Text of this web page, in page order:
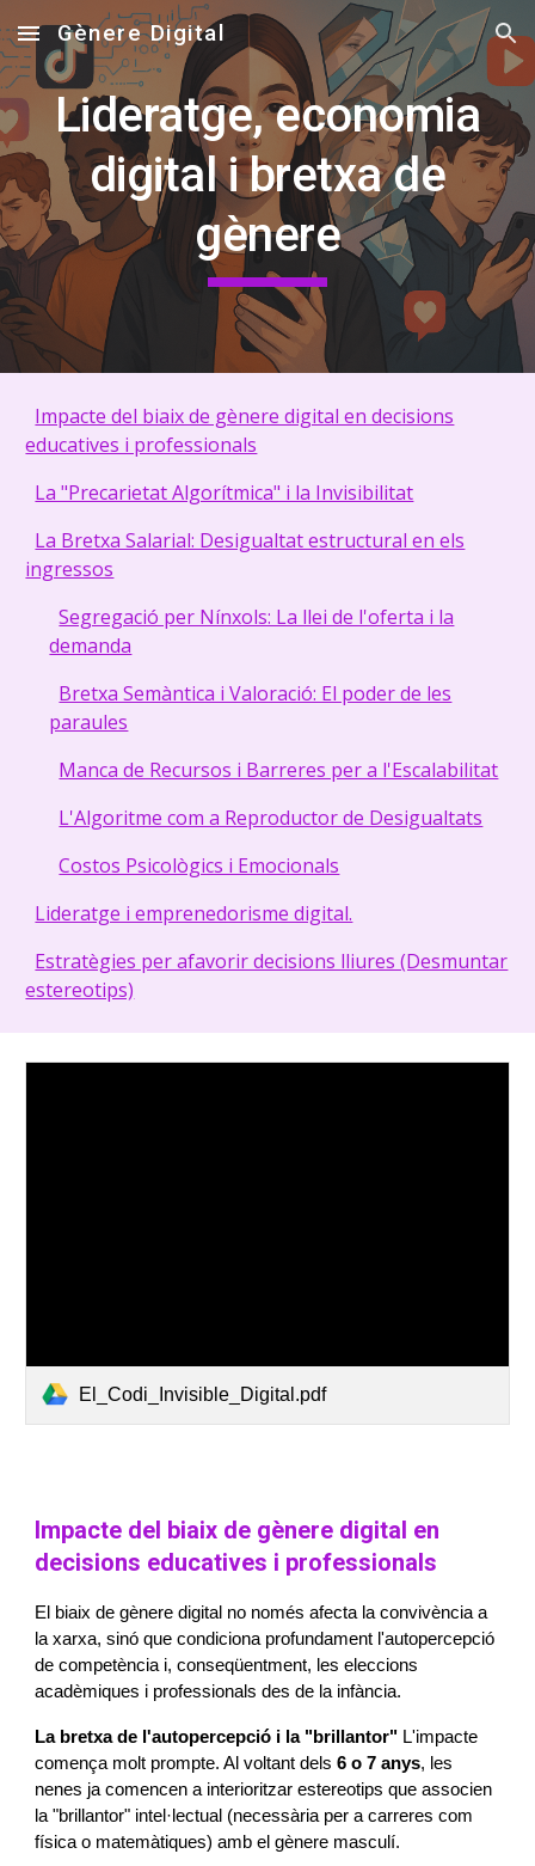
Skip to main content Skip to navigation
Gènere Digital
Lideratge, economia
digital i bretxa de
gènere
Impacte del biaix de gènere digital en decisions
educatives i professionals
La "Precarietat Algorítmica" i la Invisibilitat
La Bretxa Salarial: Desigualtat estructural en els
ingressos
Segregació per Nínxols: La llei de l'oferta i la
demanda
Bretxa Semàntica i Valoració: El poder de les
paraules
Manca de Recursos i Barreres per a l'Escalabilitat
L'Algoritme com a Reproductor de Desigualtats
Costos Psicològics i Emocionals
Lideratge i emprenedorisme digital.
Estratègies per afavorir decisions lliures (Desmuntar
estereotips)
El_Codi_Invisible_Digital.pdf
Impacte del biaix de gènere digital en
decisions educatives i professionals
El biaix de gènere digital no només afecta la convivència a
la xarxa, sinó que condiciona profundament l'autopercepció
de competència i, conseqüentment, les eleccions
acadèmiques i professionals des de la infància.
La bretxa de l'autopercepció i la "brillantor" L'impacte
comença molt prompte. Al voltant dels6 o 7 anys, les
nenes ja comencen a interioritzar estereotips que associen
la "brillantor" intel·lectual (necessària per a carreres com
física o matemàtiques) amb el gènere masculí.